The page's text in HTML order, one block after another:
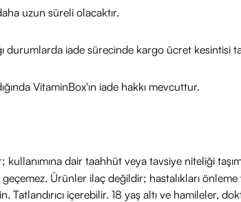
uzun süreli olacaktır.
durumlarda iade sürecinde kargo ücret kesintisi
VitaminBox'ın iade hakkı mevcuttur.
kullanımına dair taahhüt veya tavsiye niteliği
Ürünler ilaç değildir; hastalıkları
Tatlandırıcı içerebilir. 18 yaş altı ve hamileler,